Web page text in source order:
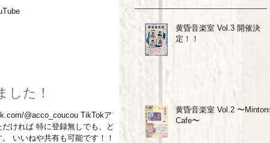
した！
TikTokアプリ
ければ 特に登録無しでも、どな
いいねや共有も可能です！！ た
黄昏音楽室 Vol.3 開催決
定！！
黄昏音楽室 Vol.2 〜Mintons
Cafe〜